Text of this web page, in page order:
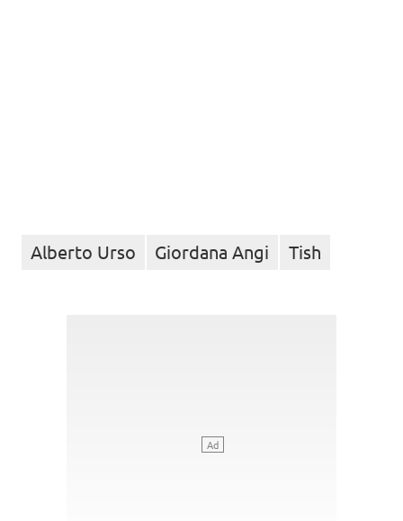
Alberto Urso Giordana Angi Tish